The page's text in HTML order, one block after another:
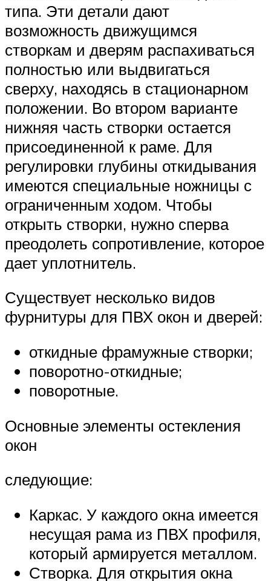
типа. Эти детали дают
возможность движущимся
створкам и дверям распахиваться
полностью или выдвигаться
сверху, находясь в стационарном
положении. Во втором варианте
нижняя часть створки остается
присоединенной к раме. Для
регулировки глубины откидывания
имеются специальные ножницы с
ограниченным ходом. Чтобы
открыть створки, нужно сперва
преодолеть сопротивление, которое
дает уплотнитель.
Существует несколько видов
фурнитуры для ПВХ окон и дверей:
откидные фрамужные створки;
поворотно-откидные;
поворотные.
Основные элементы остекления
окон
следующие:
Каркас. У каждого окна имеется
несущая рама из ПВХ профиля,
который армируется металлом.
Створка. Для открытия окна